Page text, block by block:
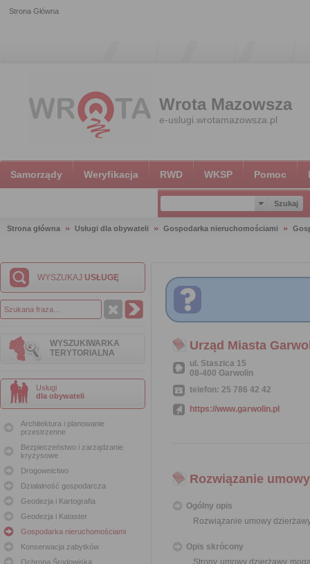
Strona Główna
Wrota Mazowsza
e-uslugi.wrotamazowsza.pl
Samorządy Weryfikacja RWD WKSP Pomoc
Strona główna Usługi dla obywateli Gospodarka nieruchomościami
WYSZUKAJ USŁUGĘ
WYSZUKIWARKA
TERYTORIALNA
Usługi
dla obywateli
Architektura i planowanie
przestrzenne
Bezpieczeństwo i zarządzanie
kryzysowe
Drogownictwo
Działalność gospodarcza
Geodezja i Kartografia
Geodezja i Kataster
Gospodarka nieruchomościami
Konserwacja zabytków
Ochrona Środowiska
Urząd Miasta
ul. Staszica 15
08-400 Garwolin
telefon: 25 786 42 42
https://www.garwolin.pl
Rozwiązanie
Ogólny opis
Rozwiązanie umowy
Opis skrócony
Strony umowy dzierżąwy